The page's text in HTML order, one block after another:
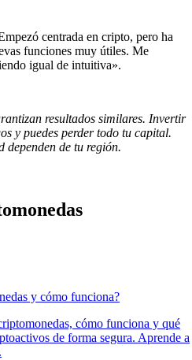
centrada en cripto, pero ha
funciones muy útiles. Me
igual de intuitiva».
resultados similares. Invertir
y puedes perder todo tu capital.
dependen de tu región.
y cómo funciona?
cómo funciona y qué
de forma segura. Aprende a